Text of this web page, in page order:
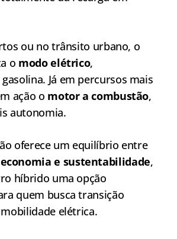
ou no trânsito urbano, o
o modo elétrico,
Já em percursos mais
ação o motor a combustão,
autonomia.
oferece um equilíbrio entre
e sustentabilidade,
híbrido uma opção
quem busca transição
elétrica.